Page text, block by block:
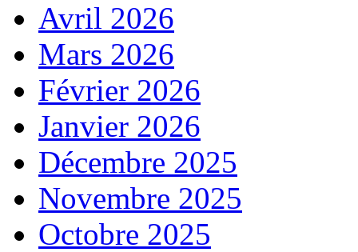
Avril 2026
Mars 2026
Février 2026
Janvier 2026
Décembre 2025
Novembre 2025
Octobre 2025